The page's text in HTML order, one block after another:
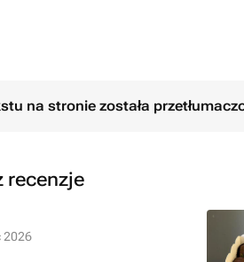
na stronie została
recenzje
2026